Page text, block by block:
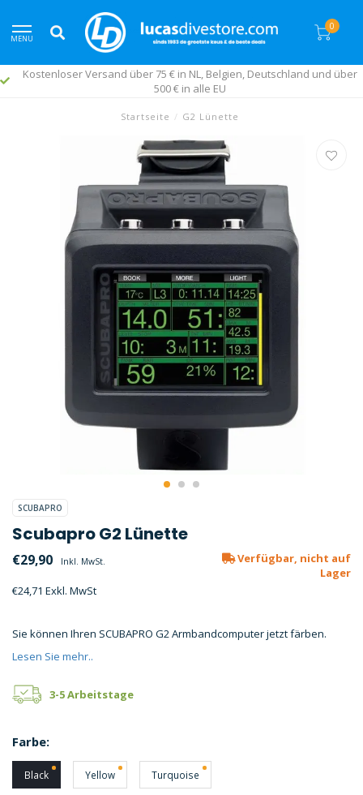
MENU
0
Kostenloser Versand über 75 € in NL, Belgien, Deutschland und über
500 € in alle EU
Startseite / G2 Lünette
SCUBAPRO
Scubapro G2 Lünette
€29,90 Inkl. MwSt.
€24,71 Exkl. MwSt
Verfügbar, nicht auf
Lager
Sie können Ihren SCUBAPRO G2 Armbandcomputer jetzt färben.
Lesen Sie mehr..
3-5 Arbeitstage
Farbe:
Black Yellow Turquoise